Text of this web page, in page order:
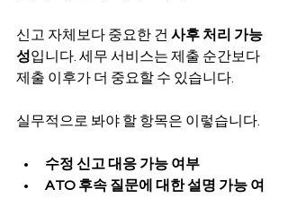
신고 자체보다 중요한 건 사후 처리 가능
성입니다. 세무 서비스는 제출 순간보다
제출 이후가 더 중요할 수 있습니다.
실무적으로 봐야 할 항목은 이렇습니다.
수정 신고 대응 가능 여부
ATO 후속 질문에 대한 설명 가능 여